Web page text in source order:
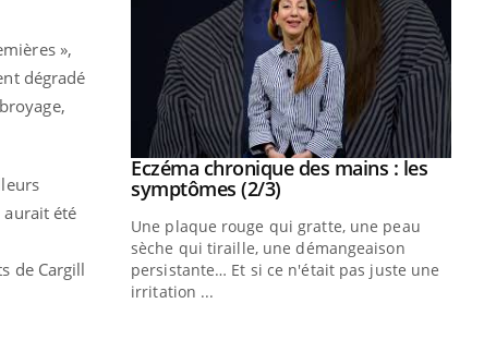
»,
dégradé
aurait été
de Cargill
au quotidien
Youtube
Eczéma chronique des mains : les
symptômes (2/3)Youtube
Une plaque rouge qui gratte, une peau
sèche qui tiraille, une démangeaison
persistante… Et si ce n'était pas juste une
irritation ...